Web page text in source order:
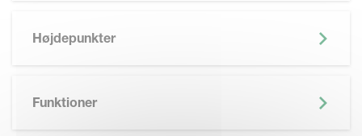
Højdepunkter
Funktioner